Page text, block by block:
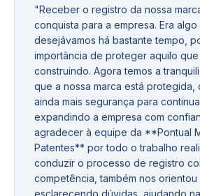
"Receber o registro da nossa
conquista para a empresa. Era algo
desejávamos há bastante tempo,
importância de proteger aquilo que
construindo. Agora temos a
que a nossa marca está protegida,
ainda mais segurança para
expandindo a empresa com
agradecer à equipe da **Pontual
Patentes** por todo o trabalho
conduzir o processo de registro
competência, também nos orientou